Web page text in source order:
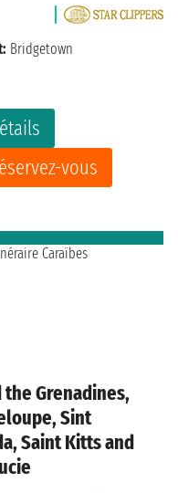
vous
Bridgetown
the Grenadines,
Sint
Saint Kitts and